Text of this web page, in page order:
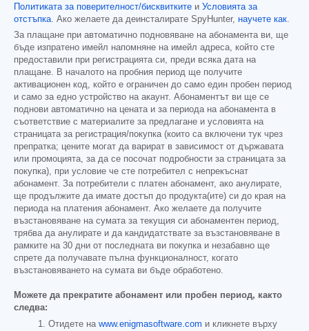
Политиката за поверителност/бисквитките и Условията за
отстъпка. Ако желаете да деинсталирате SpyHunter, научете как.
За плащане при автоматично подновяване на абонамента ви, ще
бъде изпратено имейл напомняне на имейл адреса, който сте
предоставили при регистрацията си, преди всяка дата на
плащане. В началото на пробния период ще получите
активационен код, който е ограничен до само един пробен период
и само за едно устройство на акаунт. Абонаментът ви ще се
поднови автоматично на цената и за периода на абонамента в
съответствие с материалите за предлагане и условията на
страницата за регистрация/покупка (които са включени тук чрез
препратка; цените могат да варират в зависимост от държавата
или промоцията, за да се посочат подробности за страницата за
покупка), при условие че сте потребител с непрекъснат
абонамент. За потребители с платен абонамент, ако анулирате,
ще продължите да имате достъп до продукта(ите) си до края на
периода на платения абонамент. Ако желаете да получите
възстановяване на сумата за текущия си абонаментен период,
трябва да анулирате и да кандидатствате за възстановяване в
рамките на 30 дни от последната ви покупка и незабавно ще
спрете да получавате пълна функционалност, когато
възстановяването на сумата ви бъде обработено.
Можете да прекратите абонамент или пробен период, както
следва:
Отидете на www.enigmasoftware.com и кликнете върху